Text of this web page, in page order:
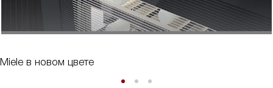
Miele в новом цвете